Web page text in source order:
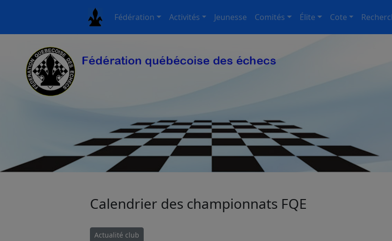
Fédération Activités Jeunesse Comités Élite Cote
Calendrier des championnats FQE
Actualité club